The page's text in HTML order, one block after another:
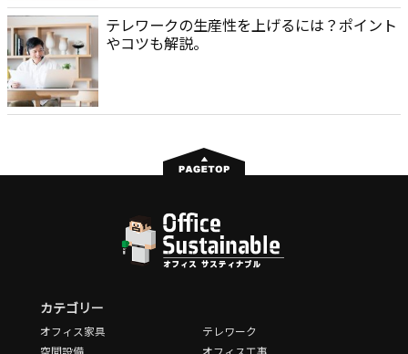
テレワークの生産性を上げるには？ポイント
やコツも解説。
カテゴリー
オフィス家具
テレワーク